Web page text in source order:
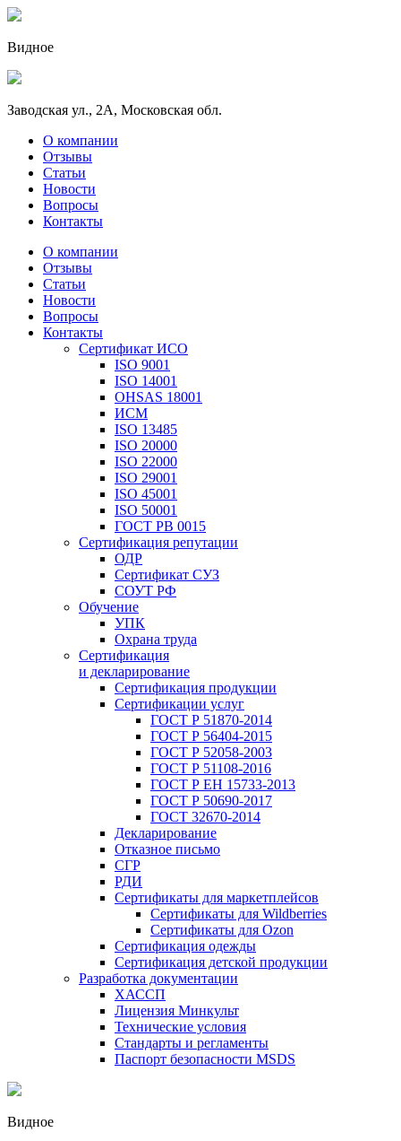
Видное
Заводская ул., 2А, Московская обл.
О компании
Отзывы
Статьи
Новости
Вопросы
Контакты
О компании
Отзывы
Статьи
Новости
Вопросы
Контакты
Сертификат ИСО
ISO 9001
ISO 14001
OHSAS 18001
ИСМ
ISO 13485
ISO 20000
ISO 22000
ISO 29001
ISO 45001
ISO 50001
ГОСТ РВ 0015
Сертификация репутации
ОДР
Сертификат СУЗ
СОУТ РФ
Обучение
УПК
Охрана труда
Сертификация
и декларирование
Сертификация продукции
Сертификации услуг
ГОСТ Р 51870-2014
ГОСТ Р 56404-2015
ГОСТ Р 52058-2003
ГОСТ Р 51108-2016
ГОСТ Р ЕН 15733-2013
ГОСТ Р 50690-2017
ГОСТ 32670-2014
Декларирование
Отказное письмо
СГР
РДИ
Сертификаты для маркетплейсов
Сертификаты для Wildberries
Сертификаты для Ozon
Сертификация одежды
Сертификация детской продукции
Разработка документации
ХАССП
Лицензия Минкульт
Технические условия
Стандарты и регламенты
Паспорт безопасности MSDS
Видное